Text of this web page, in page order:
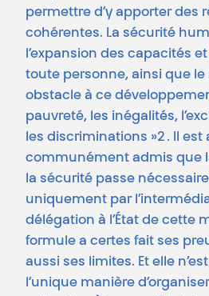
permettre d’y apporter des
cohérentes. La sécurité
l’expansion des capacités
toute personne, ainsi que
obstacle à ce
pauvreté, les inégalités,
les discriminations »2 . Il est
communément admis que
la sécurité passe
uniquement par
délégation à l’État de cette
formule a certes fait ses
aussi ses limites. Et elle
l’unique manière